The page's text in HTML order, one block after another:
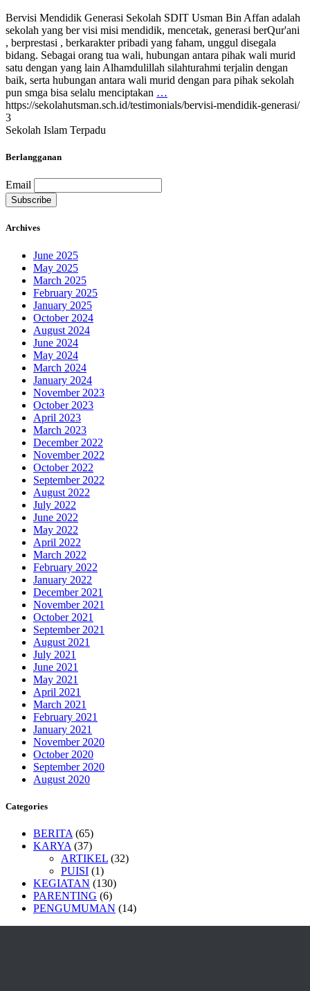
Bervisi Mendidik Generasi Sekolah SDIT Usman Bin Affan adalah
sekolah yang ber visi misi mendidik, mencetak, generasi berQur'ani
, berprestasi , berkarakter pribadi yang faham, unggul disegala
bidang. Sebagai orang tua wali, hubungan antara pihak wali murid
satu dengan yang lain Alhamdulillah silahturahmi terjalin dengan
baik, serta hubungan antara wali murid dengan para pihak sekolah
pun smga bisa selalu menciptakan …
https://sekolahutsman.sch.id/testimonials/bervisi-mendidik-generasi/
3
Sekolah Islam Terpadu
Berlangganan
Email
Archives
June 2025
May 2025
March 2025
February 2025
January 2025
October 2024
August 2024
June 2024
May 2024
March 2024
January 2024
November 2023
October 2023
April 2023
March 2023
December 2022
November 2022
October 2022
September 2022
August 2022
July 2022
June 2022
May 2022
April 2022
March 2022
February 2022
January 2022
December 2021
November 2021
October 2021
September 2021
August 2021
July 2021
June 2021
May 2021
April 2021
March 2021
February 2021
January 2021
November 2020
October 2020
September 2020
August 2020
Categories
BERITA (65)
KARYA (37)
ARTIKEL (32)
PUISI (1)
KEGIATAN (130)
PARENTING (6)
PENGUMUMAN (14)